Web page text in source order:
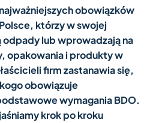
obowiązków
którzy w swojej
odpady lub wprowadzają na
opakowania i produkty w
firm zastanawia się,
obowiązuje
wymagania BDO.
krok po kroku